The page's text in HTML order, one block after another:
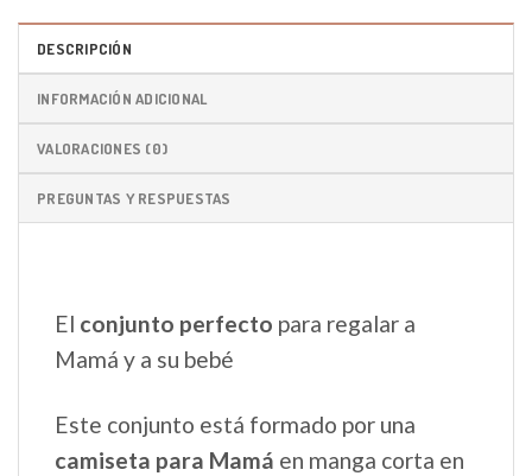
DESCRIPCIÓN
INFORMACIÓN ADICIONAL
VALORACIONES (0)
PREGUNTAS Y RESPUESTAS
El conjunto perfecto para regalar a
Mamá y a su bebé
Este conjunto está formado por una
camiseta para Mamá en manga corta en